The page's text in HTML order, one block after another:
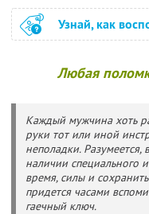
Узнай, как
Любая
Каждый мужчина хоть
руки тот или иной
неполадки.
наличии специального
время, силы и
придется часами
гаечный ключ.